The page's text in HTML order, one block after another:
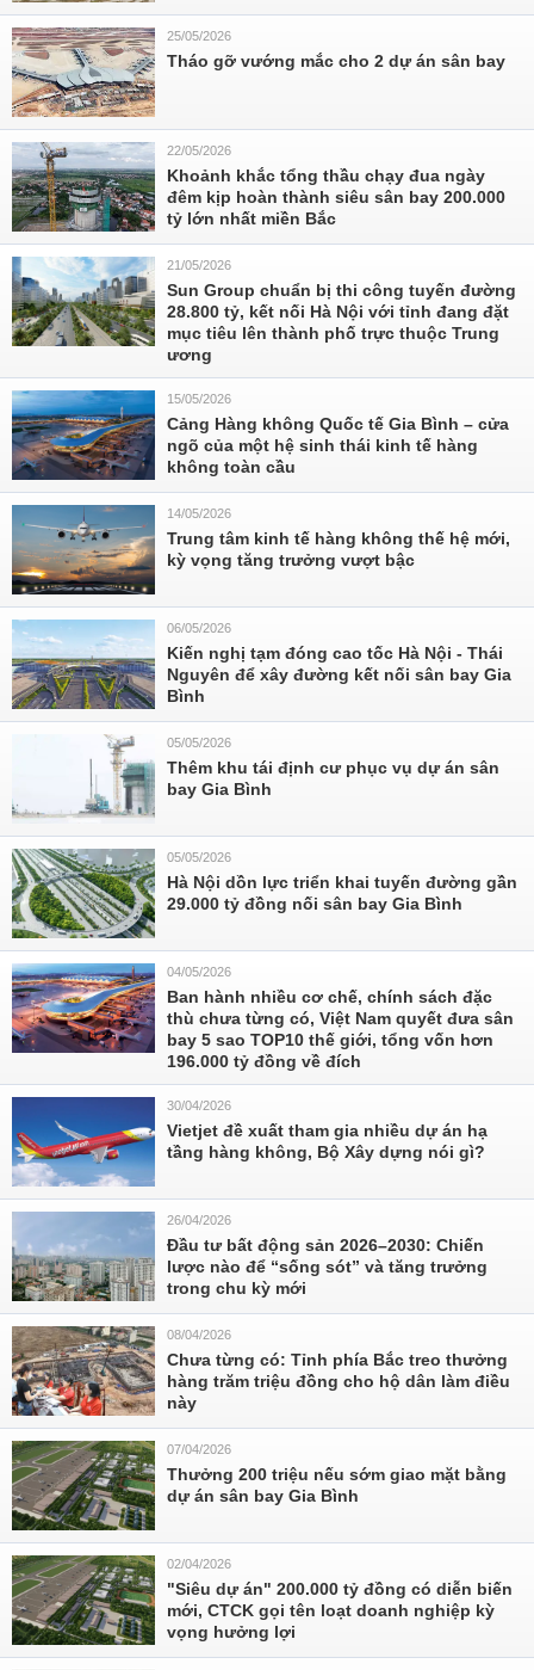
25/05/2026
Tháo gỡ vướng mắc cho 2 dự án sân bay
22/05/2026
Khoảnh khắc tổng thầu chạy đua ngày
đêm kịp hoàn thành siêu sân bay 200.000
tỷ lớn nhất miền Bắc
21/05/2026
Sun Group chuẩn bị thi công tuyến đường
28.800 tỷ, kết nối Hà Nội với tỉnh đang đặt
mục tiêu lên thành phố trực thuộc Trung
ương
15/05/2026
Cảng Hàng không Quốc tế Gia Bình – cửa
ngõ của một hệ sinh thái kinh tế hàng
không toàn cầu
14/05/2026
Trung tâm kinh tế hàng không thế hệ mới,
kỳ vọng tăng trưởng vượt bậc
06/05/2026
Kiến nghị tạm đóng cao tốc Hà Nội - Thái
Nguyên để xây đường kết nối sân bay Gia
Bình
05/05/2026
Thêm khu tái định cư phục vụ dự án sân
bay Gia Bình
05/05/2026
Hà Nội dồn lực triển khai tuyến đường gần
29.000 tỷ đồng nối sân bay Gia Bình
04/05/2026
Ban hành nhiều cơ chế, chính sách đặc
thù chưa từng có, Việt Nam quyết đưa sân
bay 5 sao TOP10 thế giới, tổng vốn hơn
196.000 tỷ đồng về đích
30/04/2026
Vietjet đề xuất tham gia nhiều dự án hạ
tầng hàng không, Bộ Xây dựng nói gì?
26/04/2026
Đầu tư bất động sản 2026–2030: Chiến
lược nào để “sống sót” và tăng trưởng
trong chu kỳ mới
08/04/2026
Chưa từng có: Tỉnh phía Bắc treo thưởng
hàng trăm triệu đồng cho hộ dân làm điều
này
07/04/2026
Thưởng 200 triệu nếu sớm giao mặt bằng
dự án sân bay Gia Bình
02/04/2026
"Siêu dự án" 200.000 tỷ đồng có diễn biến
mới, CTCK gọi tên loạt doanh nghiệp kỳ
vọng hưởng lợi